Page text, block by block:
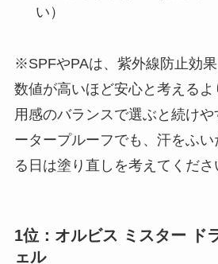
い）
※SPFやPAは、紫外線防止効果
数値が高いほど安心と考える
用感のバランスで選ぶと続け
ータープルーフでも、汗をふ
る日は塗り直しを考えてくださ
1位：オルビス ミスター ド
ェル